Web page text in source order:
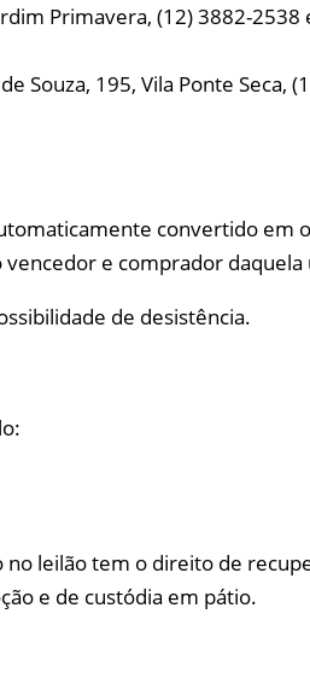
Primavera, (12) 3882-
Souza, 195, Vila Ponte Seca,
convertido em
e comprador daquela
de desistência.
leilão tem o direito de
e de custódia em pátio.